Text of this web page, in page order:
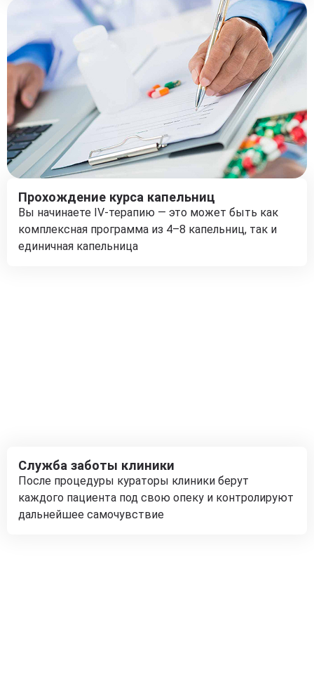
Прохождение курса капельниц
Вы начинаете IV-терапию — это может быть как
комплексная программа из 4–8 капельниц, так и
единичная капельница
Служба заботы клиники
После процедуры кураторы клиники берут
каждого пациента под свою опеку и контролируют
дальнейшее самочувствие